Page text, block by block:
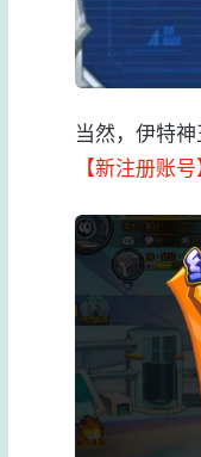
当然，伊特
【新注册账